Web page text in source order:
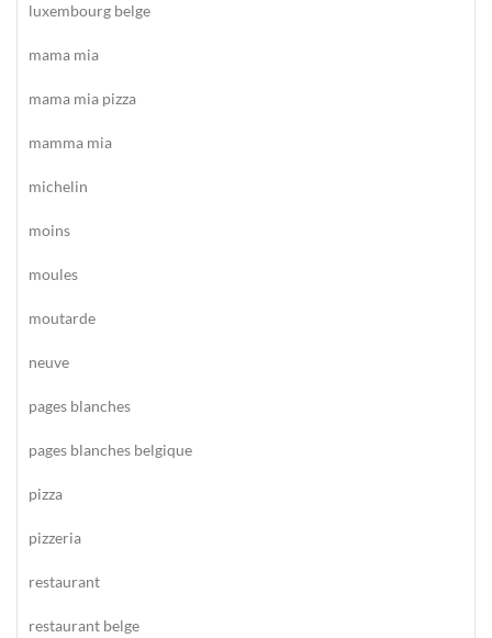
luxembourg belge
mama mia
mama mia pizza
mamma mia
michelin
moins
moules
moutarde
neuve
pages blanches
pages blanches belgique
pizza
pizzeria
restaurant
restaurant belge